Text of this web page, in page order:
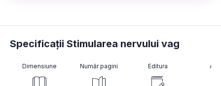
Specificații Stimularea nervului vag
Dimensiune Număr pagini Editura